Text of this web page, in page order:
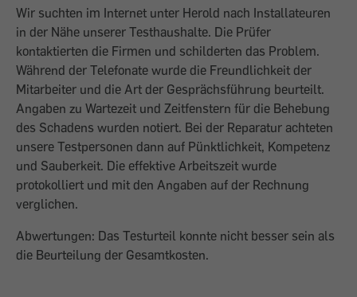
Wir suchten im Internet unter Herold nach Installateuren
in der Nähe unserer Testhaushalte. Die Prüfer
kontaktierten die Firmen und schilderten das Problem.
Während der Telefonate wurde die Freundlichkeit der
Mitarbeiter und die Art der Gesprächsführung beurteilt.
Angaben zu Wartezeit und Zeitfenstern für die Behebung
des Schadens wurden notiert. Bei der Reparatur achteten
unsere Testpersonen dann auf Pünktlichkeit, Kompetenz
und Sauberkeit. Die effektive Arbeitszeit wurde
protokolliert und mit den Angaben auf der Rechnung
verglichen.
Abwertungen: Das Testurteil konnte nicht besser sein als
die Beurteilung der Gesamtkosten.